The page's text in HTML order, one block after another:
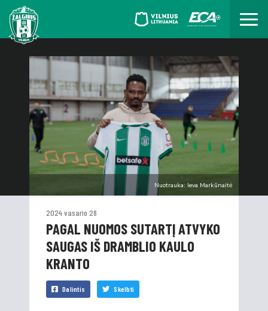
Nuotrauka: Ieva Markūnaitė
2024 vasario 28
PAGAL NUOMOS SUTARTĮ ATVYKO
SAUGAS IŠ DRAMBLIO KAULO
KRANTO
Dalintis Skelbti